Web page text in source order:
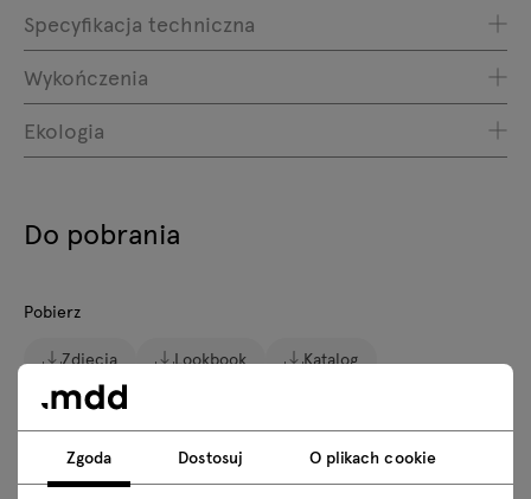
Specyfikacja techniczna
Wykończenia
Ekologia
Do pobrania
Pobierz
Zdjęcia Lookbook
Katalog
Zasady użytkowania
Pobierz modele 3D wszystkich symboli z kolekcji
Zgoda Dostosuj O plikach cookie